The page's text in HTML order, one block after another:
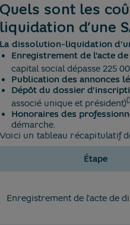
Quels sont les
liquidation d’une
La dissolution-liquidation
Enregistrement de l'acte
capital social dépasse 225
Publication des annonces
Dépôt du dossier
associé unique et président)
Honoraires des
démarche.
Voici un tableau récapitulatif
Étape
Enregistrement de l'acte de